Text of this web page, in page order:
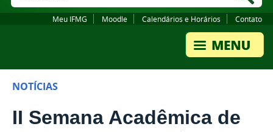
Meu IFMG Moodle Calendários e Horários Contato
NOTÍCIAS
II Semana Acadêmica de